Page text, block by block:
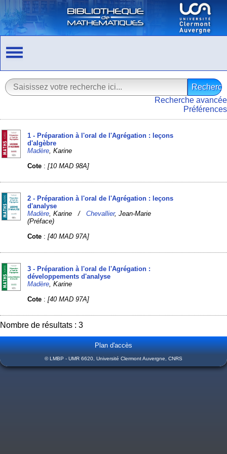
Recherche avancée
Préférences
1 - Préparation à l'oral de l'Agrégation : leçons
d'algèbre
Madère , Karine
Cote :[10 MAD 98A]
2 - Préparation à l'oral de l'Agrégation : leçons
d'analyse
Madère , Karine /Chevallier, Jean-Marie
(Préface)
Cote :[40 MAD 97A]
3 - Préparation à l'oral de l'Agrégation :
développements d'analyse
Madère , Karine
Cote :[40 MAD 97A]
Nombre de résultats : 3
Plan d'accès
© LMBP - UMR 6620, Université Clermont Auvergne, CNRS